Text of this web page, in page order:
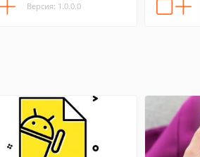
Версия: 1.0.0.0